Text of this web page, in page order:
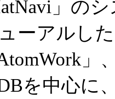
」の
ーアルし
」
を中心に